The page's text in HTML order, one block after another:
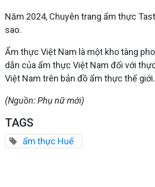
Năm 2024, Chuyên trang ẩm thực
sao.
Ẩm thực Việt Nam là một kho tàng
dẫn của ẩm thực Việt Nam đối với
Việt Nam trên bản đồ ẩm thực thế giới.
(Nguồn: Phụ nữ mới)
TAGS
ẩm thực Huế